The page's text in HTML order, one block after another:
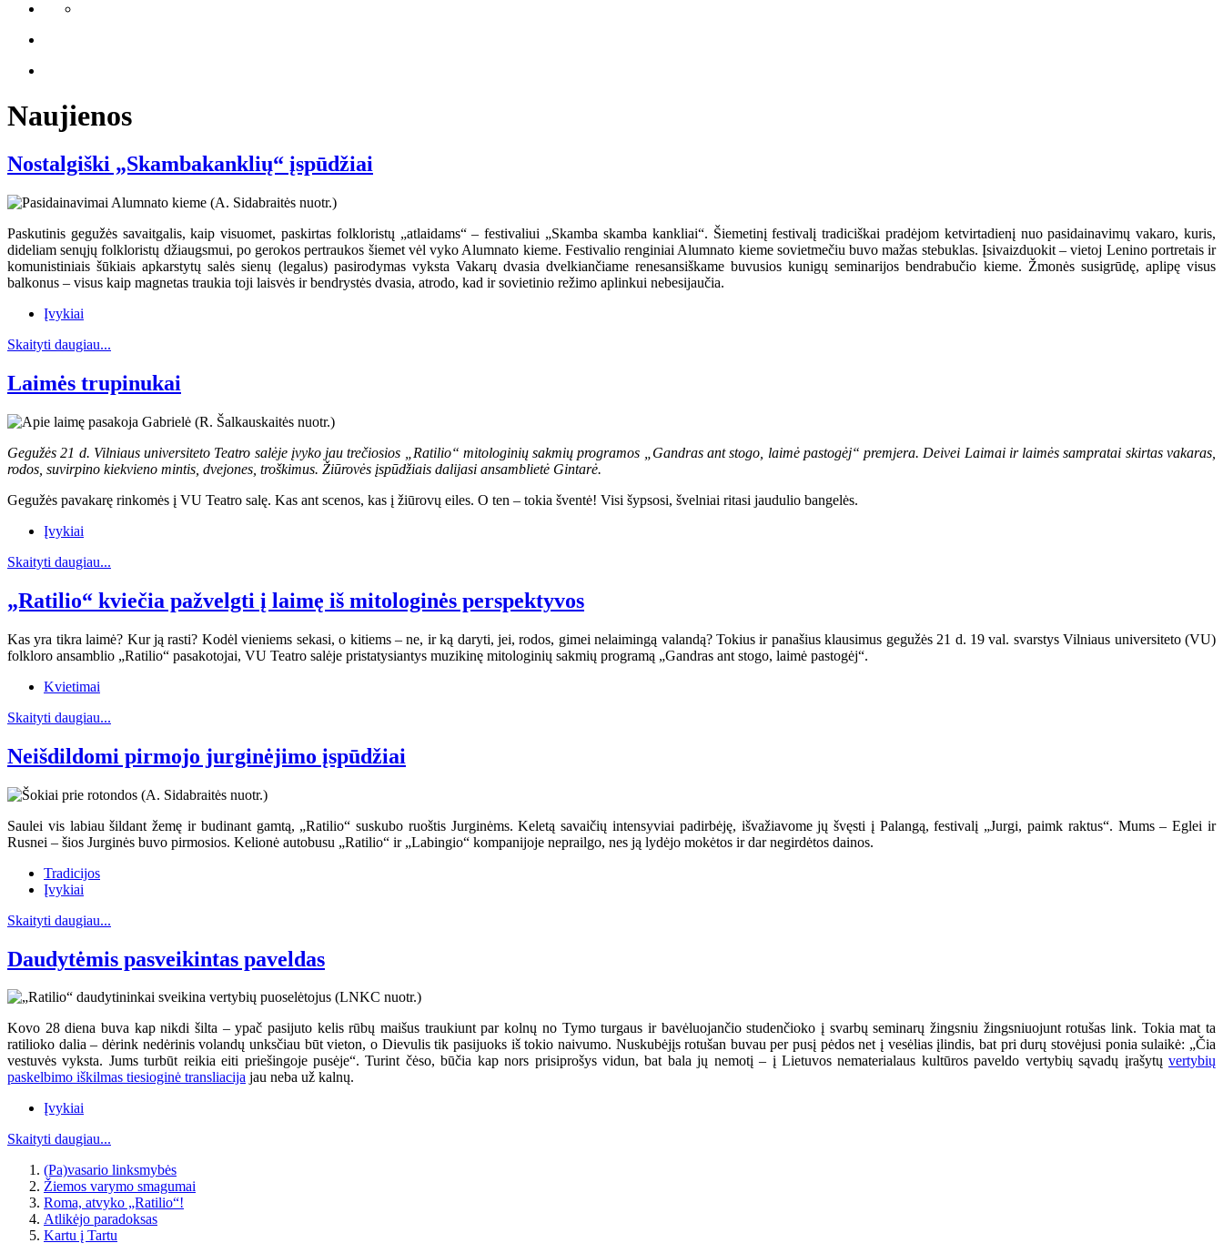
Naujienos
Nostalgiški „Skambakanklių“ įspūdžiai
Paskutinis gegužės savaitgalis, kaip visuomet, paskirtas folkloristų „atlaidams“ – festivaliui „Skamba skamba kankliai“. Šiemetinį festivalį tradiciškai pradėjom ketvirtadienį nuo pasidainavimų vakaro, kuris,
dideliam senųjų folkloristų džiaugsmui, po gerokos pertraukos šiemet vėl vyko Alumnato kieme. Festivalio renginiai Alumnato kieme sovietmečiu buvo mažas stebuklas. Įsivaizduokit – vietoj Lenino portretais ir
komunistiniais šūkiais apkarstytų salės sienų (legalus) pasirodymas vyksta Vakarų dvasia dvelkiančiame renesansiškame buvusios kunigų seminarijos bendrabučio kieme. Žmonės susigrūdę, aplipę visus
balkonus – visus kaip magnetas traukia toji laisvės ir bendrystės dvasia, atrodo, kad ir sovietinio režimo aplinkui nebesijaučia.
Įvykiai
Skaityti daugiau...
Laimės trupinukai
Gegužės 21 d. Vilniaus universiteto Teatro salėje įvyko jau trečiosios „Ratilio“ mitologinių sakmių programos „Gandras ant stogo, laimė pastogėj“ premjera. Deivei Laimai ir laimės sampratai skirtas vakaras,
rodos, suvirpino kiekvieno mintis, dvejones, troškimus. Žiūrovės įspūdžiais dalijasi ansamblietė Gintarė.
Gegužės pavakarę rinkomės į VU Teatro salę. Kas ant scenos, kas į žiūrovų eiles. O ten – tokia šventė! Visi šypsosi, švelniai ritasi jaudulio bangelės.
Įvykiai
Skaityti daugiau...
„Ratilio“ kviečia pažvelgti į laimę iš mitologinės perspektyvos
Kas yra tikra laimė? Kur ją rasti? Kodėl vieniems sekasi, o kitiems – ne, ir ką daryti, jei, rodos, gimei nelaimingą valandą? Tokius ir panašius klausimus gegužės 21 d. 19 val. svarstys Vilniaus universiteto (VU)
folkloro ansamblio „Ratilio“ pasakotojai, VU Teatro salėje pristatysiantys muzikinę mitologinių sakmių programą „Gandras ant stogo, laimė pastogėj“.
Kvietimai
Skaityti daugiau...
Neišdildomi pirmojo jurginėjimo įspūdžiai
Saulei vis labiau šildant žemę ir budinant gamtą, „Ratilio“ suskubo ruoštis Jurginėms. Keletą savaičių intensyviai padirbėję, išvažiavome jų švęsti į Palangą, festivalį „Jurgi, paimk raktus“. Mums – Eglei ir
Rusnei – šios Jurginės buvo pirmosios. Kelionė autobusu „Ratilio“ ir „Labingio“ kompanijoje neprailgo, nes ją lydėjo mokėtos ir dar negirdėtos dainos.
Tradicijos
Įvykiai
Skaityti daugiau...
Daudytėmis pasveikintas paveldas
Kovo 28 diena buva kap nikdi šilta – ypač pasijuto kelis rūbų maišus traukiunt par kolnų no Tymo turgaus ir bavėluojančio studenčioko į svarbų seminarų žingsniu žingsniuojunt rotušas link. Tokia mat ta
ratilioko dalia – dėrink nedėrinis volandų unksčiau būt vieton, o Dievulis tik pasijuoks iš tokio naivumo. Nuskubėjįs rotušan buvau per pusį pėdos net į vesėlias įlindis, bat pri durų stovėjusi ponia sulaikė: „Čia
vestuvės vyksta. Jums turbūt reikia eiti priešingoje pusėje“. Turint čėso, būčia kap nors prisiprošys vidun, bat bala jų nemotį – į Lietuvos nematerialaus kultūros paveldo vertybių sąvadų įrašytų vertybių
paskelbimo iškilmas tiesioginė transliacija jau neba už kalnų.
Įvykiai
Skaityti daugiau...
(Pa)vasario linksmybės
Žiemos varymo smagumai
Roma, atvyko „Ratilio“!
Atlikėjo paradoksas
Kartu į Tartu